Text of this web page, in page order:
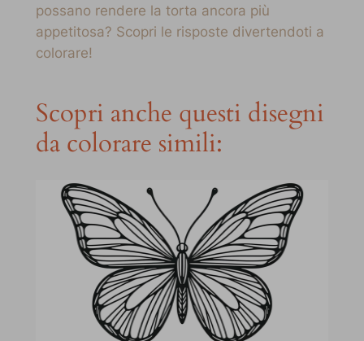
possano rendere la torta ancora più
appetitosa? Scopri le risposte divertendoti a
colorare!
Scopri anche questi disegni
da colorare simili: